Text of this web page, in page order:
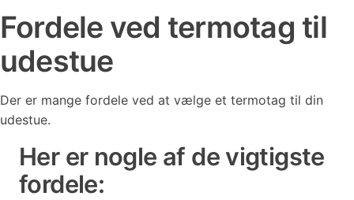
Fordele ved termotag til
udestue
Der er mange fordele ved at vælge et termotag til din
udestue.
Her er nogle af de vigtigste
fordele: